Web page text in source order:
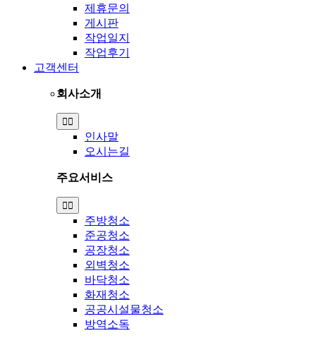
제휴문의
게시판
작업일지
작업후기
고객센터
회사소개
Toggle
Navigation
인사말
오시는길
주요서비스
Toggle
Navigation
주방청소
준공청소
공장청소
외벽청소
바닥청소
화재청소
공공시설물청소
방역소독